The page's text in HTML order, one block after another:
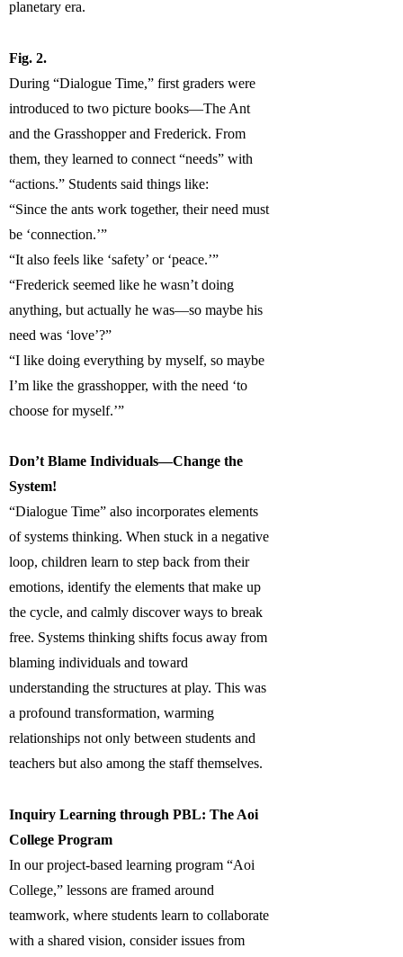
planetary era.
Fig. 2.
During “Dialogue Time,” first graders were
introduced to two picture books—The Ant
and the Grasshopper and Frederick. From
them, they learned to connect “needs” with
“actions.” Students said things like:
“Since the ants work together, their need must
be ‘connection.’”
“It also feels like ‘safety’ or ‘peace.’”
“Frederick seemed like he wasn’t doing
anything, but actually he was—so maybe his
need was ‘love’?”
“I like doing everything by myself, so maybe
I’m like the grasshopper, with the need ‘to
choose for myself.’”
Don’t Blame Individuals—Change the
System!
“Dialogue Time” also incorporates elements
of systems thinking. When stuck in a negative
loop, children learn to step back from their
emotions, identify the elements that make up
the cycle, and calmly discover ways to break
free. Systems thinking shifts focus away from
blaming individuals and toward
understanding the structures at play. This was
a profound transformation, warming
relationships not only between students and
teachers but also among the staff themselves.
Inquiry Learning through PBL: The Aoi
College Program
In our project-based learning program “Aoi
College,” lessons are framed around
teamwork, where students learn to collaborate
with a shared vision, consider issues from